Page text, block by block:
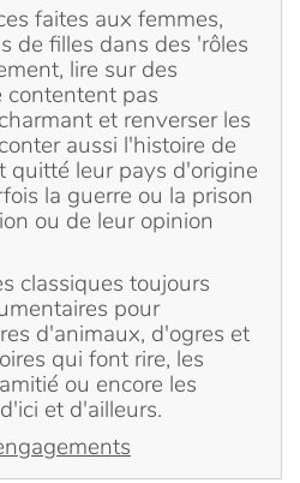
faites aux femmes,
de filles dans des 'rôles
lire sur des
contentent pas
et renverser les
aussi l'histoire de
quitté leur pays d'origine
la guerre ou la prison
ou de leur opinion
classiques toujours
pour
d'animaux, d'ogres et
qui font rire, les
ou encore les
et d'ailleurs.